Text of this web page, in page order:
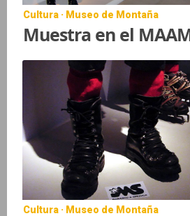
Cultura · Museo de Montaña
Muestra en el
Cultura · Museo de Montaña